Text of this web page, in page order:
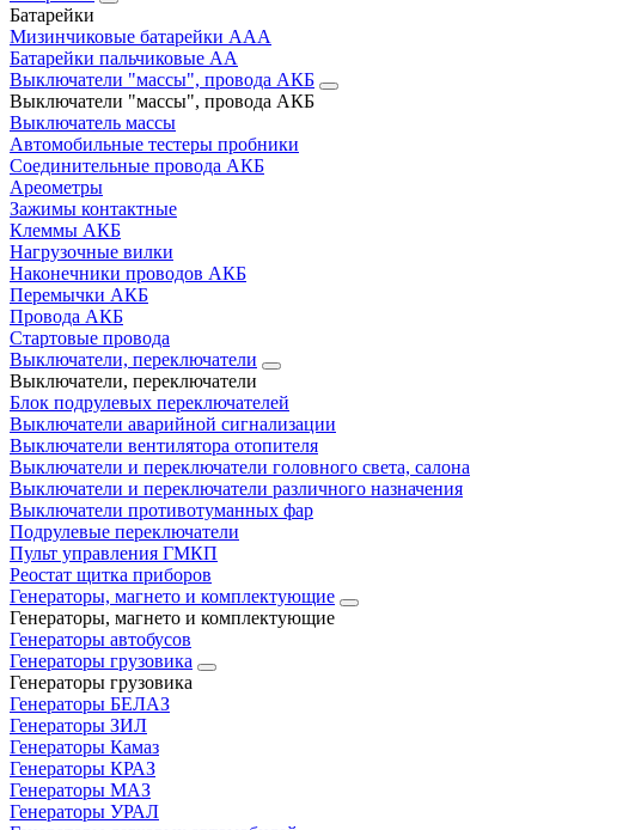
Батарейки
Мизинчиковые батарейки AAA
Батарейки пальчиковые АА
Выключатели "массы", провода АКБ
Выключатели "массы", провода АКБ
Выключатель массы
Автомобильные тестеры пробники
Соединительные провода АКБ
Ареометры
Зажимы контактные
Клеммы АКБ
Нагрузочные вилки
Наконечники проводов АКБ
Перемычки АКБ
Провода АКБ
Стартовые провода
Выключатели, переключатели
Выключатели, переключатели
Блок подрулевых переключателей
Выключатели аварийной сигнализации
Выключатели вентилятора отопителя
Выключатели и переключатели головного света, салона
Выключатели и переключатели различного назначения
Выключатели противотуманных фар
Подрулевые переключатели
Пульт управления ГМКП
Реостат щитка приборов
Генераторы, магнето и комплектующие
Генераторы, магнето и комплектующие
Генераторы автобусов
Генераторы грузовика
Генераторы грузовика
Генераторы БЕЛАЗ
Генераторы ЗИЛ
Генераторы Камаз
Генераторы КРАЗ
Генераторы МАЗ
Генераторы УРАЛ